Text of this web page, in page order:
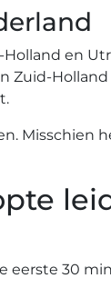
en
Misschien
eerste 30